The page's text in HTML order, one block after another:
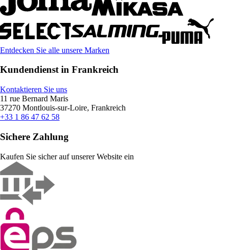
Entdecken Sie alle unsere Marken
Kundendienst in Frankreich
Kontaktieren Sie uns
11 rue Bernard Maris
37270 Montlouis-sur-Loire, Frankreich
+33 1 86 47 62 58
Sichere Zahlung
Kaufen Sie sicher auf unserer Website ein